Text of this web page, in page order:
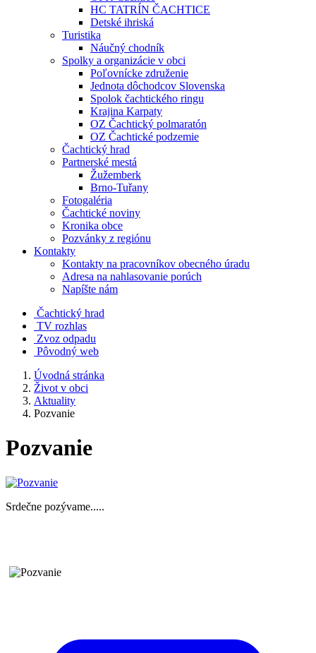
HC TATRÍN ČACHTICE
Detské ihriská
Turistika
Náučný chodník
Spolky a organizácie v obci
Poľovnícke združenie
Jednota dôchodcov Slovenska
Spolok čachtického ringu
Krajina Karpaty
OZ Čachtický polmaratón
OZ Čachtické podzemie
Čachtický hrad
Partnerské mestá
Žužemberk
Brno-Tuřany
Fotogaléria
Čachtické noviny
Kronika obce
Pozvánky z regiónu
Kontakty
Kontakty na pracovníkov obecného úradu
Adresa na nahlasovanie porúch
Napíšte nám
Čachtický hrad
TV rozhlas
Zvoz odpadu
Pôvodný web
Úvodná stránka
Život v obci
Aktuality
Pozvanie
Pozvanie
Srdečne pozývame.....